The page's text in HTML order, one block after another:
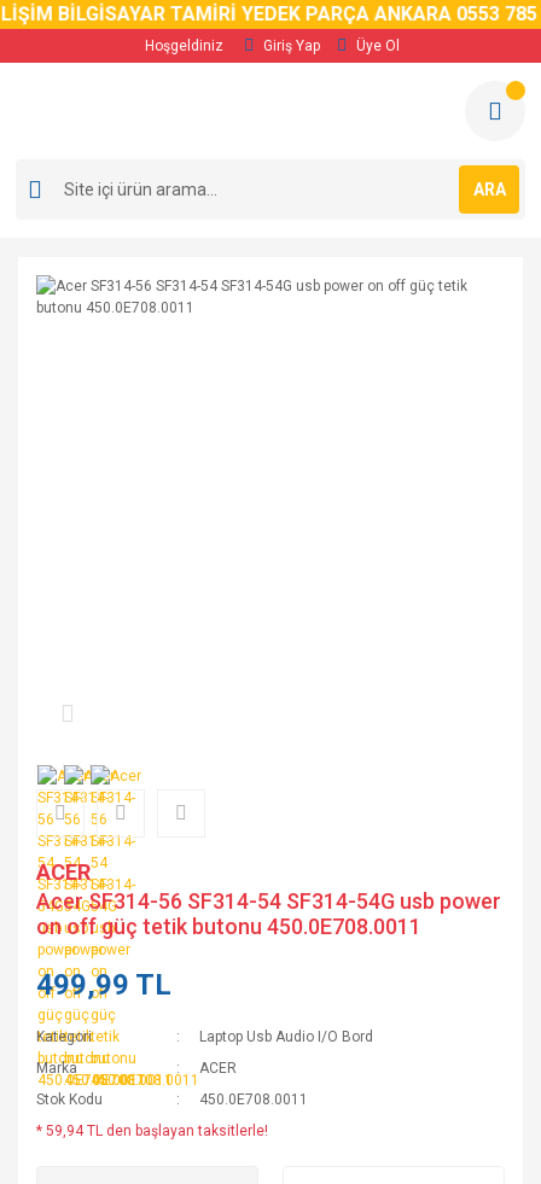
BİLGİSAYAR TAMİRİ YEDEK PARÇA ANKARA 0553 785 02
Hoşgeldiniz Giriş Yap Üye Ol
ARA
ACER
Acer SF314-56 SF314-54 SF314-54G usb power
on off güç tetik butonu 450.0E708.0011
499,99 TL
Kategori
Laptop Usb Audio I/O Bord
Marka
ACER
Stok Kodu
450.0E708.0011
* 59,94 TL den başlayan taksitlerle!